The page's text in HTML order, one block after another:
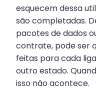
esquecem dessa
são completadas.
pacotes de dados
contrate, pode ser
feitas para cada
outro estado.
isso não acontece.